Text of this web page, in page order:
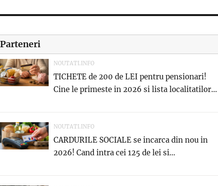
Parteneri
NOUTATI.INFO
TICHETE de 200 de LEI pentru pensionari!
Cine le primeste in 2026 si lista localitatilor...
NOUTATI.INFO
CARDURILE SOCIALE se incarca din nou in
2026! Cand intra cei 125 de lei si...